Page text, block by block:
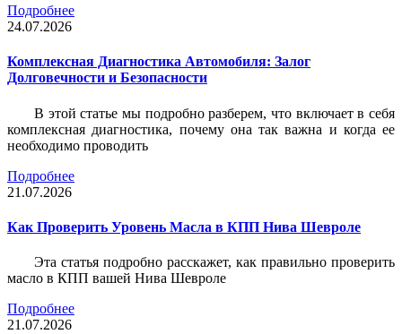
Подробнее
24.07.2026
Комплексная Диагностика Автомобиля: Залог
Долговечности и Безопасности
В этой статье мы подробно разберем, что включает в себя
комплексная диагностика, почему она так важна и когда ее
необходимо проводить
Подробнее
21.07.2026
Как Проверить Уровень Масла в КПП Нива Шевроле
Эта статья подробно расскажет, как правильно проверить
масло в КПП вашей Нива Шевроле
Подробнее
21.07.2026